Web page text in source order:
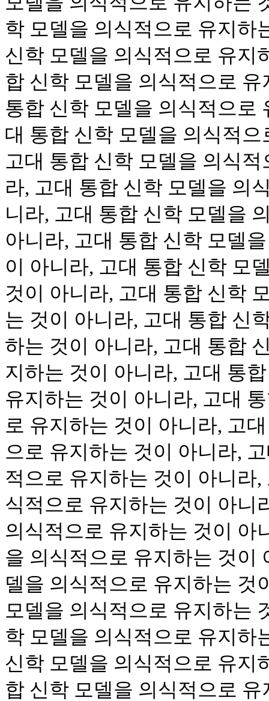
학 모델을 의식적으로 유지하
신학 모델을 의식적으로 유지
합 신학 모델을 의식적으로
통합 신학 모델을 의식적으로
대 통합 신학 모델을 의식적
고대 통합 신학 모델을 의식
라, 고대 통합 신학 모델을 의
니라, 고대 통합 신학 모델을
아니라, 고대 통합 신학 모델
이 아니라, 고대 통합 신학 모
것이 아니라, 고대 통합 신학
는 것이 아니라, 고대 통합 신
하는 것이 아니라, 고대 통합
지하는 것이 아니라, 고대 통
유지하는 것이 아니라, 고대
로 유지하는 것이 아니라, 고
으로 유지하는 것이 아니라,
적으로 유지하는 것이 아니라
식적으로 유지하는 것이 아니
의식적으로 유지하는 것이 아
을 의식적으로 유지하는 것이
델을 의식적으로 유지하는 것
모델을 의식적으로 유지하는
학 모델을 의식적으로 유지하
신학 모델을 의식적으로 유지
합 신학 모델을 의식적으로